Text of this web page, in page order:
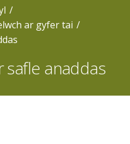
ar gyfer tai
safle anaddas